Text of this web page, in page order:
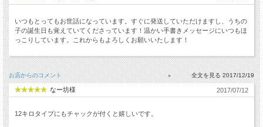
いつもとってもお世話になっています。すぐに発送していただけますし、うちの
子の誕生日も覚えていてくださっています！温かい手書きメッセージにいつもほ
っこりしています。これからもよろしくお願いいたします！
お店からのコメント 2017/12/19
なー坊様 2017/07/12
12キロタイプにもチャックが付くと嬉しいです。